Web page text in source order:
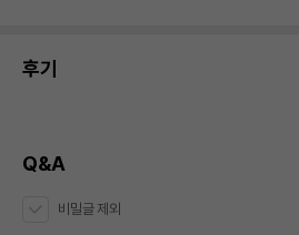
후기
Q&A
비밀글 제외